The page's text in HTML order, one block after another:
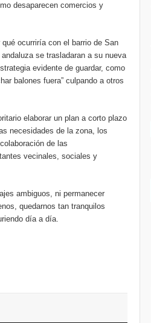
desaparecen comercios y
ocurriría con el barrio de San
se trasladaran a su nueva
evidente de guardar, como
balones fuera” culpando a otros
elaborar un plan a corto plazo
necesidades de la zona, los
de las
vecinales, sociales y
ambiguos, ni permanecer
quedarnos tan tranquilos
día a día.